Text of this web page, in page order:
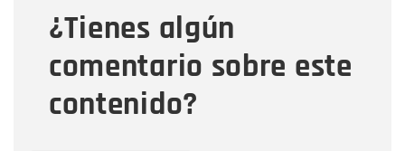
¿Tienes algún
comentario sobre este
contenido?
Mensaje